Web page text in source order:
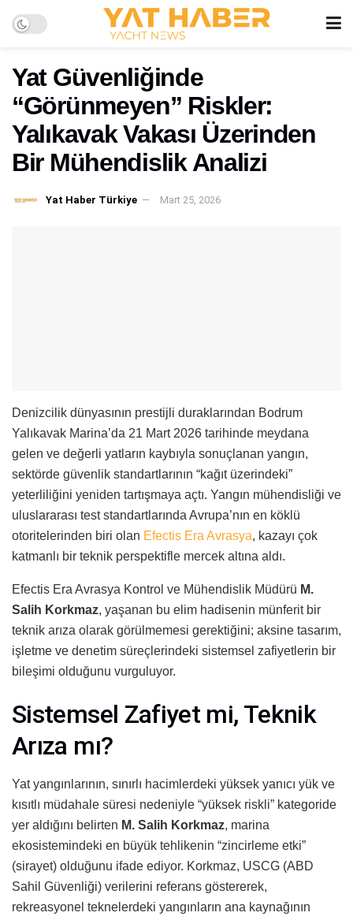
Yat Güvenliğinde
“Görünmeyen” Riskler:
Yalıkavak Vakası Üzerinden
Bir Mühendislik Analizi
Yat Haber Türkiye Mart 25, 2026
Denizcilik dünyasının prestijli duraklarından Bodrum
Yalıkavak Marina’da 21 Mart 2026 tarihinde meydana
gelen ve değerli yatların kaybıyla sonuçlanan yangın,
sektörde güvenlik standartlarının “kağıt üzerindeki”
yeterliliğini yeniden tartışmaya açtı. Yangın mühendisliği ve
uluslararası test standartlarında Avrupa’nın en köklü
otoritelerinden biri olan Efectis Era Avrasya, kazayı çok
katmanlı bir teknik perspektifle mercek altına aldı.
Efectis Era Avrasya Kontrol ve Mühendislik Müdürü M.
Salih Korkmaz, yaşanan bu elim hadisenin münferit bir
teknik arıza olarak görülmemesi gerektiğini; aksine tasarım,
işletme ve denetim süreçlerindeki sistemsel zafiyetlerin bir
bileşimi olduğunu vurguluyor.
Sistemsel Zafiyet mi, Teknik
Arıza mı?
Yat yangınlarının, sınırlı hacimlerdeki yüksek yanıcı yük ve
kısıtlı müdahale süresi nedeniyle “yüksek riskli” kategoride
yer aldığını belirten M. Salih Korkmaz, marina
ekosistemindeki en büyük tehlikenin “zincirleme etki”
(sirayet) olduğunu ifade ediyor. Korkmaz, USCG (ABD
Sahil Güvenliği) verilerini referans göstererek,
rekreasyonel teknelerdeki yangınların ana kaynağının